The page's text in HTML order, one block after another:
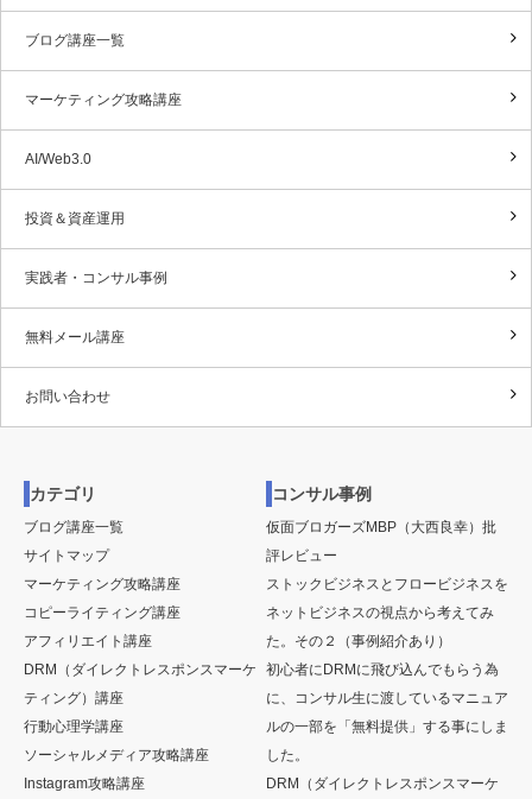
ブログ講座一覧
マーケティング攻略講座
AI/Web3.0
投資＆資産運用
実践者・コンサル事例
無料メール講座
お問い合わせ
カテゴリ
ブログ講座一覧
サイトマップ
マーケティング攻略講座
コピーライティング講座
アフィリエイト講座
DRM（ダイレクトレスポンスマーケ
ティング）講座
行動心理学講座
ソーシャルメディア攻略講座
Instagram攻略講座
コンサル事例
仮面ブロガーズMBP（大西良幸）批
評レビュー
ストックビジネスとフロービジネスを
ネットビジネスの視点から考えてみ
た。その２（事例紹介あり）
初心者にDRMに飛び込んでもらう為
に、コンサル生に渡しているマニュア
ルの一部を「無料提供」する事にしま
した。
DRM（ダイレクトレスポンスマーケ